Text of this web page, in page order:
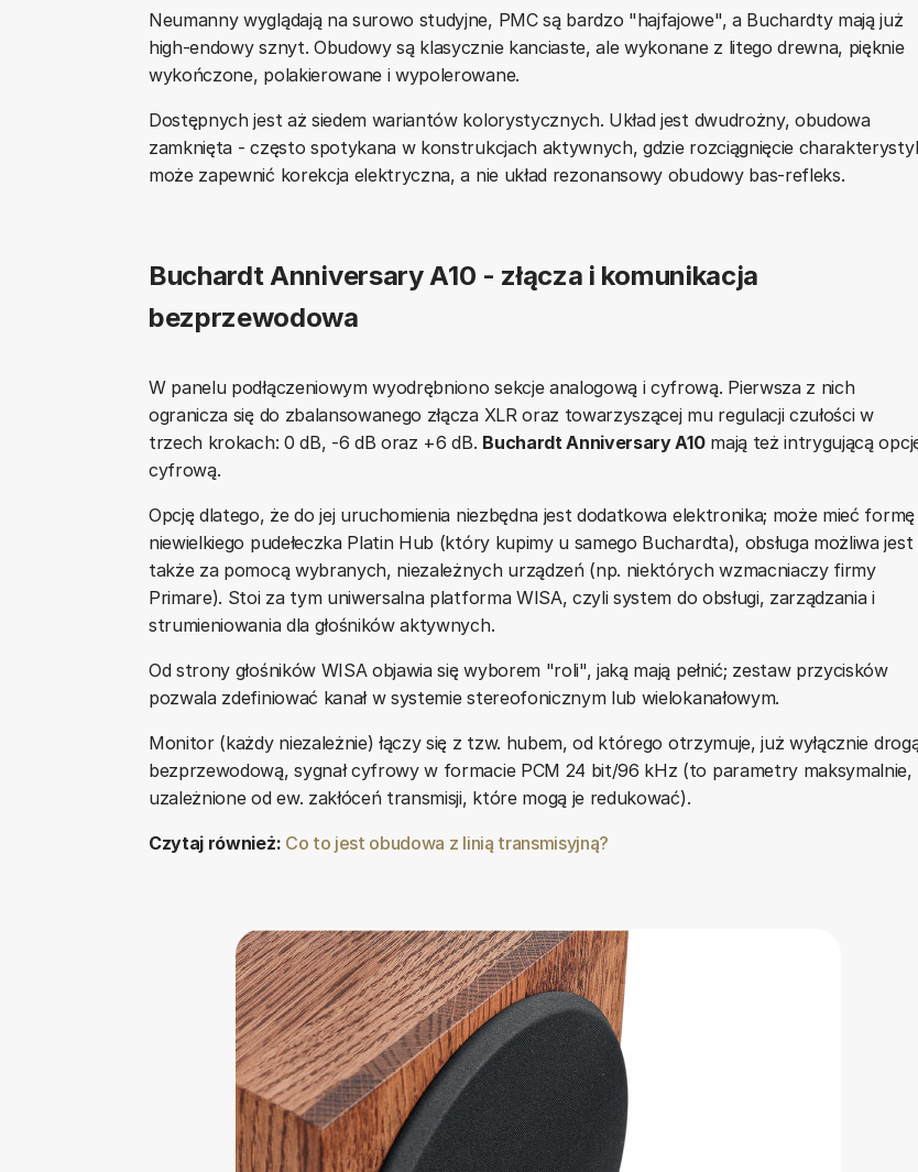
Neumanny wyglądają na surowo studyjne, PMC są bardzo "hajfajowe", a Buchardty mają już
high-endowy sznyt. Obudowy są klasycznie kanciaste, ale wykonane z litego drewna, pięknie
wykończone, polakierowane i wypolerowane.
Dostępnych jest aż siedem wariantów kolorystycznych. Układ jest dwudrożny, obudowa
zamknięta - często spotykana w konstrukcjach aktywnych, gdzie rozciągnięcie
może zapewnić korekcja elektryczna, a nie układ rezonansowy obudowy bas-refleks.
Buchardt Anniversary A10 - złącza i komunikacja
bezprzewodowa
W panelu podłączeniowym wyodrębniono sekcje analogową i cyfrową. Pierwsza z nich
ogranicza się do zbalansowanego złącza XLR oraz towarzyszącej mu regulacji czułości w
trzech krokach: 0 dB, -6 dB oraz +6 dB. Buchardt Anniversary A10mają też intrygującą
cyfrową.
Opcję dlatego, że do jej uruchomienia niezbędna jest dodatkowa elektronika; może mieć formę
niewielkiego pudełeczka Platin Hub (który kupimy u samego Buchardta), obsługa możliwa jest
także za pomocą wybranych, niezależnych urządzeń (np. niektórych wzmacniaczy firmy
Primare). Stoi za tym uniwersalna platforma WISA, czyli system do obsługi, zarządzania i
strumieniowania dla głośników aktywnych.
Od strony głośników WISA objawia się wyborem "roli", jaką mają pełnić; zestaw przycisków
pozwala zdefiniować kanał w systemie stereofonicznym lub wielokanałowym.
Monitor (każdy niezależnie) łączy się z tzw. hubem, od którego otrzymuje, już wyłącznie
bezprzewodową, sygnał cyfrowy w formacie PCM 24 bit/96 kHz (to parametry maksymalnie,
uzależnione od ew. zakłóceń transmisji, które mogą je redukować).
Czytaj również: Co to jest obudowa z linią transmisyjną?